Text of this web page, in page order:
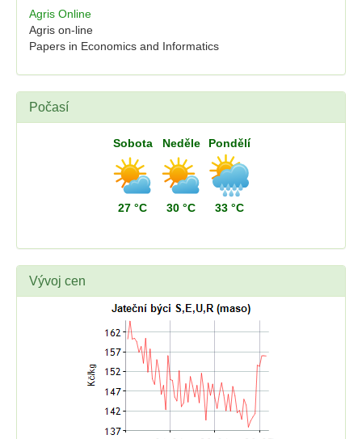
Agris Online
Agris on-line
Papers in Economics and Informatics
Počasí
Sobota
27 °C
Neděle
30 °C
Pondělí
33 °C
Vývoj cen